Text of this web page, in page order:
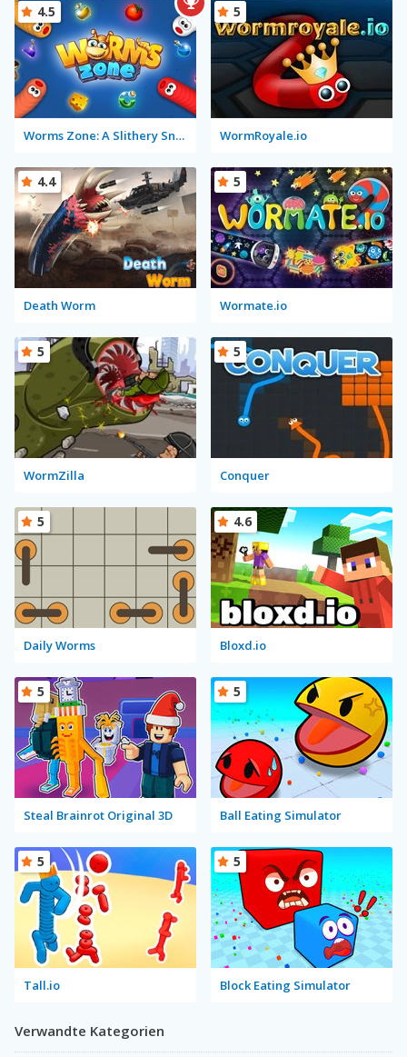
Worms Zone: A Slithery Snake
4.5
WormRoyale.io
5
Death Worm
4.4
Wormate.io
5
WormZilla
5
Conquer
5
Daily Worms
5
Bloxd.io
4.6
Steal Brainrot Original 3D
5
Ball Eating Simulator
5
Tall.io
5
Block Eating Simulator
5
Verwandte Kategorien